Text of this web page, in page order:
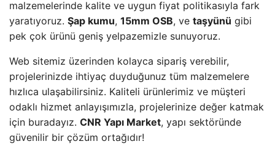
malzemelerinde kalite ve uygun fiyat politikasıyla fark
yaratıyoruz. Şap kumu, 15mm OSB, ve taşyünü gibi
pek çok ürünü geniş yelpazemizle sunuyoruz.
Web sitemiz üzerinden kolayca sipariş verebilir,
projelerinizde ihtiyaç duyduğunuz tüm malzemelere
hızlıca ulaşabilirsiniz. Kaliteli ürünlerimiz ve müşteri
odaklı hizmet anlayışımızla, projelerinize değer katmak
için buradayız. CNR Yapı Market, yapı sektöründe
güvenilir bir çözüm ortağıdır!